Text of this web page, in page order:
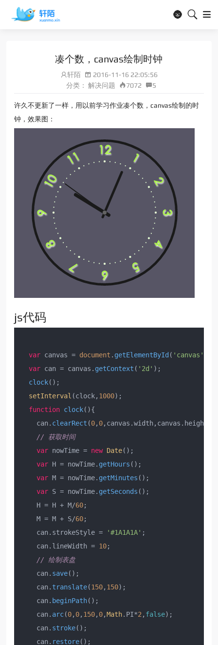
🌚
凑个数，canvas绘制时钟
轩陌
2016-11-16 22:05:56
分类： 解决问题 7072 5
许久不更新了一样，用以前学习作业凑个数，canvas绘制的时
钟，效果图：
js代码
var canvas = document . getElementById ( 'canvas'
var can = canvas. getContext ( '2d' );
clock();
setInterval (clock, 1000);
function clock( ){
    can.
clearRect (0, 0,canvas.width,canvas. height
// 获取时间
var nowTime = new Date();
var H = nowTime. getHours ();
var M = nowTime. getMinutes ();
var S = nowTime. getSeconds ();
    H = H + M/
60;
    M = M + S/
60;
    can.
strokeStyle = '#1A1A1A' ;
    can.
lineWidth = 10;
// 绘制表盘
    can.
save();
    can.
translate(150, 150);
    can.
beginPath();
    can.
arc(0, 0, 150, 0,Math. PI*2 , false);
    can.
stroke();
    can.
restore();